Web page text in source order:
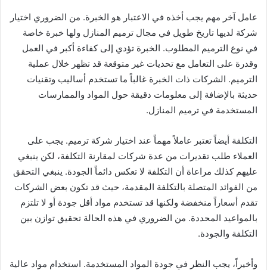
عامل آخر مهم يجب أخذه في الاعتبار هو الخبرة. من الضروري اختيار
شركة لديها تاريخ طويل في مجال ترميم المنازل ولها خبرة خاصة
في نوع الترميم المطلوب. الخبرة تؤدي إلى كفاءة أكبر في العمل
وقدرة على التعامل مع تحديات غير متوقعة قد تظهر خلال عملية
الترميم. الشركات ذات الخبرة غالباً ما تستخدم أساليب وتقنيات
حديثة بالإضافة إلى معلومات دقيقة حول المواد والممارسات
المستخدمة في ترميم المنازل.
التكلفة أيضاً تعتبر عاملاً مهماً عند اختيار شركة ترميم. يجب على
العملاء طلب تقديرات من عدة شركات لمقارنة التكلفة، لكن ينبغي
عليهم كذلك مراعاة أن التكلفة لا تعكس دائماً الجودة. ينبغي التحقق
من الفوائد المتصلة بالتكلفة المقدمة، حيث قد تكون بعض الشركات
تقدم أسعاراً منخفضة ولكنها قد تستخدم مواد أقل جودة أو لا تلتزم
بالمواعيد المحددة. من الضروري في هذه الحالة تحقيق توازن بين
التكلفة والجودة.
وأخيراً، يجب النظر في جودة المواد المستخدمة. استخدام مواد عالية